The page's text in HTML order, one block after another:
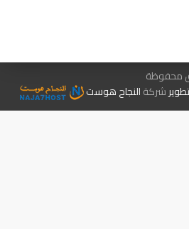
شركةالنجاح هوست